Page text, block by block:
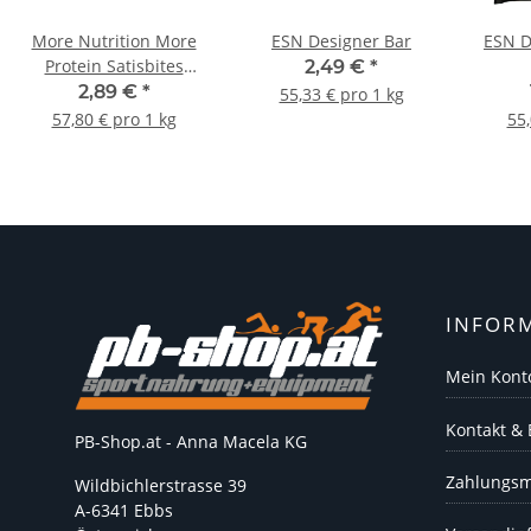
More Nutrition More
Protein Satisbites
Riegel
2,89 € *
57,80 € pro 1 kg
ESN Designer Bar
2,49 € *
55,33 € pro 1 kg
ESN
PB-Shop.at - Anna Macela KG
Wildbichlerstrasse 39
A-6341 Ebbs
Mein
Kontakt &